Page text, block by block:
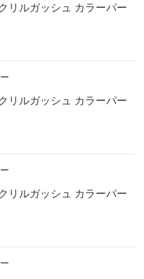
リルガッシュ カラーパー
リルガッシュ カラーパー
リルガッシュ カラーパー